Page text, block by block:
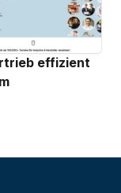
effizient